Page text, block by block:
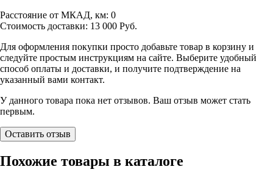
Расстояние от МКАД, км: 0
Стоимость доставки: 13 000 Руб.
Для оформления покупки просто добавьте товар в корзину и
следуйте простым инструкциям на сайте. Выберите удобный
способ оплаты и доставки, и получите подтверждение на
указанный вами контакт.
У данного товара пока нет отзывов. Ваш отзыв может стать
первым.
Оставить отзыв
Похожие товары в каталоге